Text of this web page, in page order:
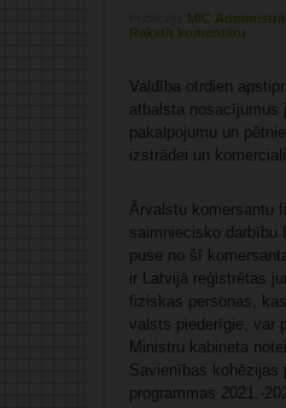
MIC
Rakstīt komentāru
Valdība otrdien
atbalsta nosacījumus
pakalpojumu un
izstrādei un
Ārvalstu komersantu
saimniecisko darbību
puse no šī
ir Latvijā reģistrētas
fiziskas personas,
valsts piederīgie, var
Ministru kabineta
Savienības kohēzijas
programmas 2021.-